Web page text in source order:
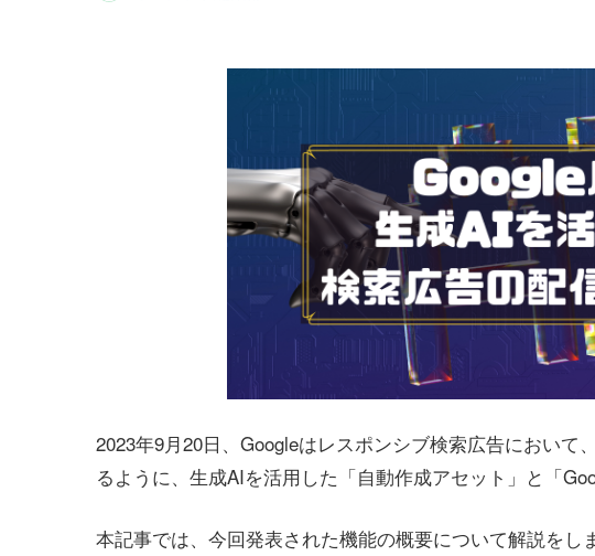
2023年9月20日、Googleはレスポンシブ検索広告において
るように、生成AIを活用した「自動作成アセット」と「
本記事では、今回発表された機能の概要について解説をしま